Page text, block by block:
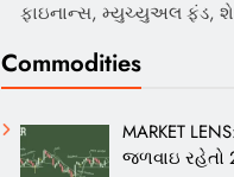
ફાઇનાન્સ, મ્યુચ્યુઅલ ફંડ,
Commodities
MARKET
જળવાઇ રહેતો